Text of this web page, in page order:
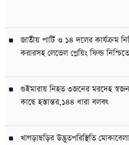
জাতীয় পার্টি ও ১৪ দলের কার্যক্রম
করারসহ লেভেল প্লেয়িং ফিল্ড
গুইমারায় নিহত ৩জনের মরদেহ
কাছে হস্তান্তর,১৪৪ ধারা বলবৎ
খাগড়াছড়ির উদ্ভূতপরিস্থিতি